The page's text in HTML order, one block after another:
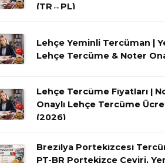
(TR↔PL)
Lehçe Yeminli Tercüman |
Lehçe Tercüme & Noter
Lehçe Tercüme Fiyatları |
Onaylı Lehçe Tercüme
(2026)
Brezilya Portekizcesi
PT-BR Portekizce Çeviri,